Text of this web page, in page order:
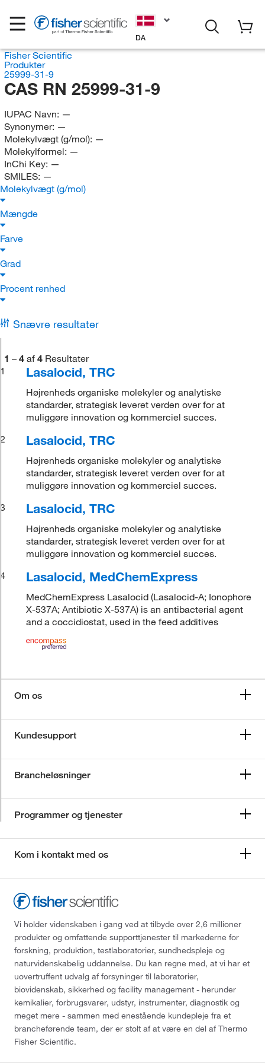
DA
Fisher Scientific
Produkter
25999-31-9
CAS RN 25999-31-9
IUPAC Navn: —
Synonymer: —
Molekylvægt (g/mol): —
Molekylformel: —
InChi Key: —
SMILES: —
Molekylvægt (g/mol)
Mængde
Farve
Grad
Procent renhed
Snævre resultater
1 – 4 af 4 Resultater
1
Lasalocid, TRC
Højrenheds organiske molekyler og analytiske
standarder, strategisk leveret verden over for at
muliggøre innovation og kommerciel succes.
2
Lasalocid, TRC
Højrenheds organiske molekyler og analytiske
standarder, strategisk leveret verden over for at
muliggøre innovation og kommerciel succes.
3
Lasalocid, TRC
Højrenheds organiske molekyler og analytiske
standarder, strategisk leveret verden over for at
muliggøre innovation og kommerciel succes.
4
Lasalocid, MedChemExpress
MedChemExpress Lasalocid (Lasalocid-A; Ionophore
X-537A; Antibiotic X-537A) is an antibacterial agent
and a coccidiostat, used in the feed additives
Om os
Kundesupport
Brancheløsninger
Programmer og tjenester
Kom i kontakt med os
Vi holder videnskaben i gang ved at tilbyde over 2,6 millioner
produkter og omfattende supporttjenester til markederne for
forskning, produktion, testlaboratorier, sundhedspleje og
naturvidenskabelig uddannelse. Du kan regne med, at vi har et
uovertruffent udvalg af forsyninger til laboratorier,
biovidenskab, sikkerhed og facility management - herunder
kemikalier, forbrugsvarer, udstyr, instrumenter, diagnostik og
meget mere - sammen med enestående kundepleje fra et
brancheførende team, der er stolt af at være en del af Thermo
Fisher Scientific.